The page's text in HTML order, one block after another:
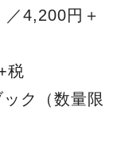
／4,200円＋
+税
ク（数量限